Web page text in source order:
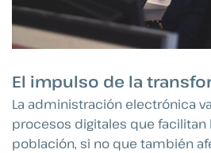
El impulso de la
La administración electrónica
procesos digitales que facilitan
población, si no que también